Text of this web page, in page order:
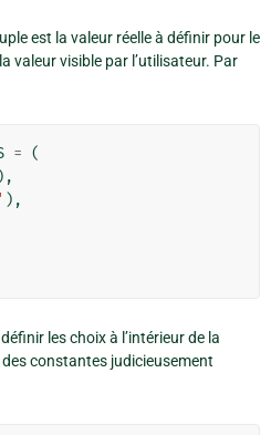
est la valeur réelle à définir pour le
valeur visible par l’utilisateur. Par
= (
),
),
les choix à l’intérieur de la
constantes judicieusement